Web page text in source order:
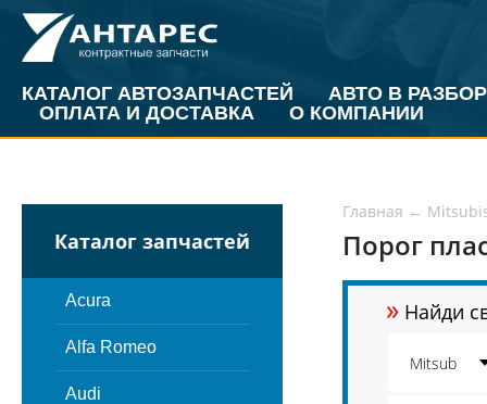
КАТАЛОГ АВТОЗАПЧАСТЕЙ
АВТО В РАЗБОР
ОПЛАТА И ДОСТАВКА
О КОМПАНИИ
Каталог запчастей
Acura
Alfa Romeo
Audi
Главная ←
Порог
» Найди